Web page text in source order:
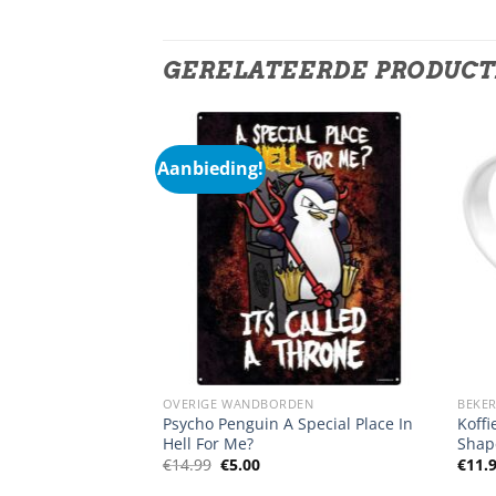
GERELATEERDE
Aanbieding!
OVERIGE WANDBORDEN
Psycho Penguin A Special Place In
Hell For Me?
€14.99 Oorspronkelijke
€5.00Huidige
€